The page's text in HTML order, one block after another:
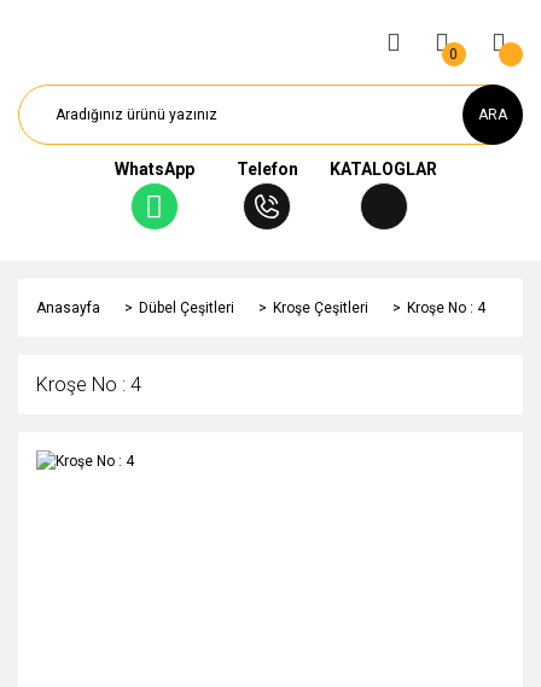
ARA
WhatsApp Telefon KATALOGLAR
0
Anasayfa Dübel Çeşitleri Kroşe Çeşitleri Kroşe No : 4
Kroşe No : 4